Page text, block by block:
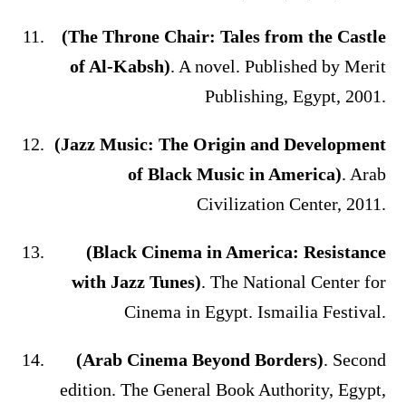
(The Throne Chair: Tales from the Castle
of Al-Kabsh). A novel. Published by Merit
Publishing, Egypt, 2001.
(Jazz Music: The Origin and Development
of Black Music in America). Arab
Civilization Center, 2011.
(Black Cinema in America: Resistance
with Jazz Tunes). The National Center for
Cinema in Egypt. Ismailia Festival.
(Arab Cinema Beyond Borders). Second
edition. The General Book Authority, Egypt,